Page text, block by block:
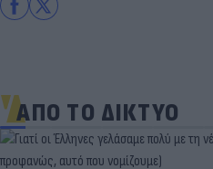
ΑΠΟ ΤΟ ΔΙΚΤΥΟ